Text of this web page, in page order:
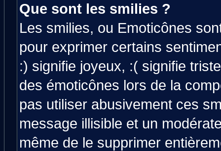
Que sont les smilies ?
Les smilies, ou Emoticônes
pour exprimer certains
:) signifie joyeux, :( signifie
des émoticônes lors de la
pas utiliser abusivement ces
message illisible et un
même de le supprimer